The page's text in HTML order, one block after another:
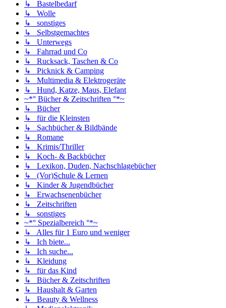
↳ Bastelbedarf
↳ Wolle
↳ sonstiges
↳ Selbstgemachtes
↳ Unterwegs
↳ Fahrrad und Co
↳ Rucksack, Taschen & Co
↳ Picknick & Camping
↳ Multimedia & Elektrogeräte
↳ Hund, Katze, Maus, Elefant
~*° Bücher & Zeitschriften °*~
↳ Bücher
↳ für die Kleinsten
↳ Sachbücher & Bildbände
↳ Romane
↳ Krimis/Thriller
↳ Koch- & Backbücher
↳ Lexikon, Duden, Nachschlagebücher
↳ (Vor)Schule & Lernen
↳ Kinder & Jugendbücher
↳ Erwachsenenbücher
↳ Zeitschriften
↳ sonstiges
~*° Spezialbereich °*~
↳ Alles für 1 Euro und weniger
↳ Ich biete...
↳ Ich suche...
↳ Kleidung
↳ für das Kind
↳ Bücher & Zeitschriften
↳ Haushalt & Garten
↳ Beauty & Wellness